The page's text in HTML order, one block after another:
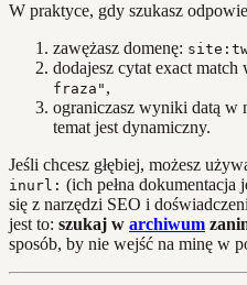
W praktyce, gdy szukasz
zawężasz domenę:
dodajesz cytat exact match
fraza" ,
ograniczasz wyniki datą w
temat jest dynamiczny.
Jeśli chcesz głębiej, możesz
inurl: (ich pełna dokumentacja
się z narzędzi SEO i
jest to: szukaj w archiwum
sposób, by nie wejść na minę w